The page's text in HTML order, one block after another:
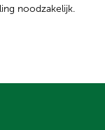
noodzakelijk.